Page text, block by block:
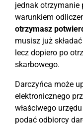
jednak otrzymanie
warunkiem
otrzymasz
musisz już
lecz dopiero po
skarbowego.
Darczyńca może
elektronicznego
właściwego
podać odbiorcy